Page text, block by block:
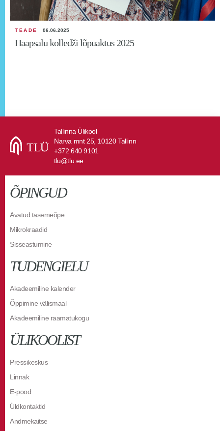
TEADE 06.06.2025
Haapsalu kolledži lõpuaktus 2025
Tallinna Ülikool
Narva mnt 25, 10120 Tallinn
+372 640 9101
tlu@tlu.ee
ÕPINGUD
Avatud tasemeõpe
Mikrokraadid
Sisseastumine
TUDENGIELU
Akadeemiline kalender
Õppimine välismaal
Akadeemiline raamatukogu
ÜLIKOOLIST
Pressikeskus
Linnak
E-pood
Üldkontaktid
Andmekaitse